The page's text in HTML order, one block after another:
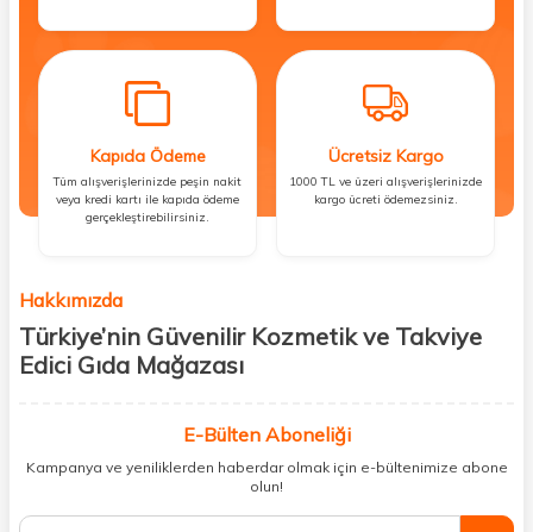
Kapıda Ödeme
Tüm alışverişlerinizde peşin nakit
veya kredi kartı ile kapıda ödeme
gerçekleştirebilirsiniz.
Ücretsiz Kargo
1000 TL ve üzeri alışverişlerinizde
kargo ücreti ödemezsiniz.
Hakkımızda
Türkiye’nin Güvenilir Kozmetik ve Takviye
Edici Gıda Mağazası
kişisel bakım hem de takviye edici gıda ürünlerini sizlerle
buluşturuyoruz. Artık mağaza mağaza dolaşmanıza gerek yok;
ihtiyacınız olan her şeyi tek bir çatı altında topluyor ve kapınıza kadar
E-Bülten Aboneliği
Kampanya ve yeniliklerden haberdar olmak için e-bültenimize abone
olun!